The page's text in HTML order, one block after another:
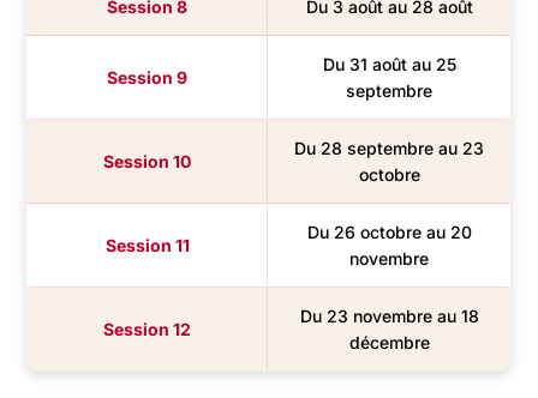
Session 8 Du 3 août au 28 août
Session 9
Du 31 août au 25
septembre
Session 10
Du 28 septembre au 23
octobre
Session 11
Du 26 octobre au 20
novembre
Session 12
Du 23 novembre au 18
décembre